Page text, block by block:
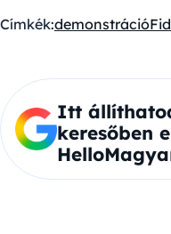
Címkék:demonstráció
Itt
keresőben